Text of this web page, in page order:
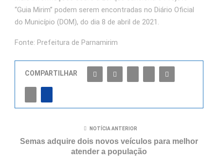
“Guia Mirim” podem serem encontradas no Diário Oficial
do Município (DOM), do dia 8 de abril de 2021.
Fonte: Prefeitura de Parnamirim
COMPARTILHAR
NOTÍCIA ANTERIOR
Semas adquire dois novos veículos para melhor
atender a população